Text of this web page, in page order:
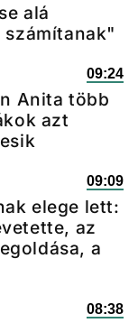
alá
09:24
Anita több
azt
09:09
elege lett:
az
a
08:38